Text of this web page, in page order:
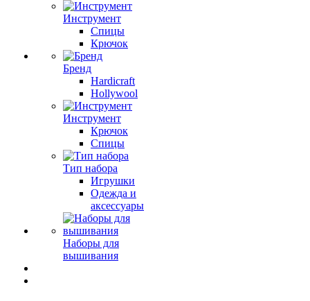
Инструмент
Спицы
Крючок
Бренд
Hardicraft
Hollywool
Инструмент
Крючок
Спицы
Тип набора
Игрушки
Одежда и
аксессуары
Наборы для
вышивания